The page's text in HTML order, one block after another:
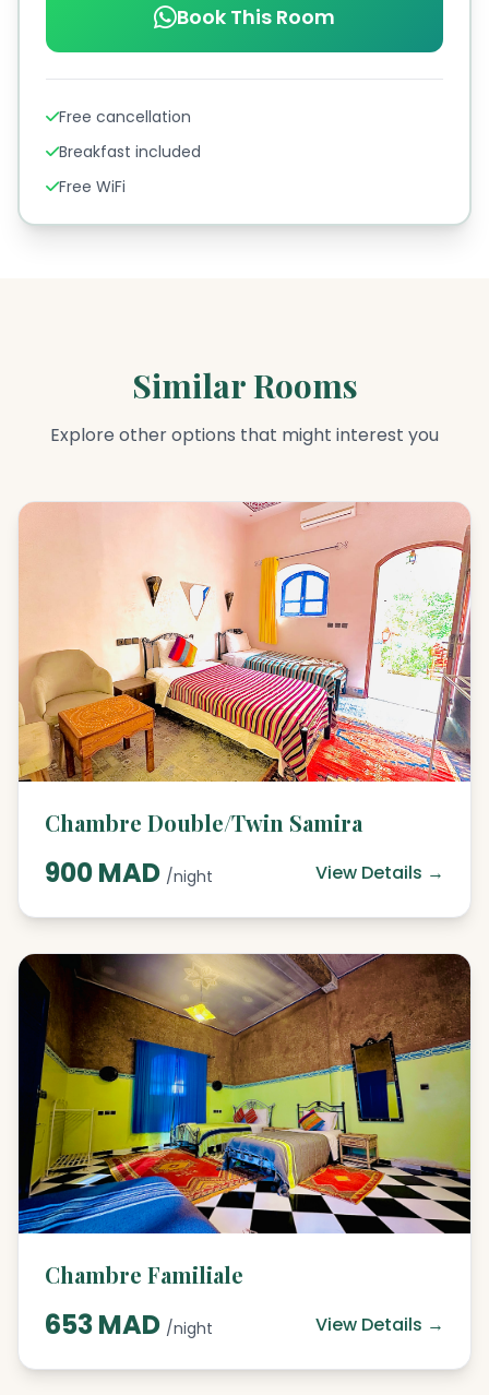
Book This Room
Free cancellation
Breakfast included
Free WiFi
Similar Rooms
Explore other options that might interest you
Chambre Double/Twin Samira
900 MAD /night View Details →
Chambre Familiale
653 MAD /night View Details →